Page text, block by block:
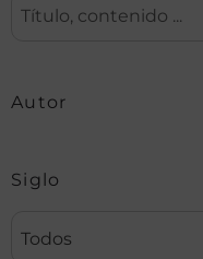
Autor
Siglo
Todos